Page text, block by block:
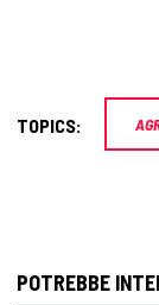
TOPICS:
POTREBBE